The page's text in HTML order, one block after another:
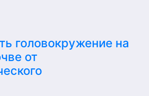
головокружение на
от